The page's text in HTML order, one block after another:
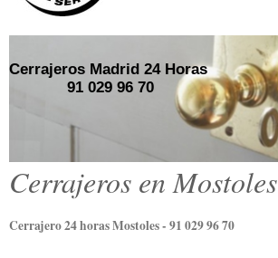
Cerrajeros Madrid 24 Horas
91 029 96 70
Cerrajeros en Mostoles
Cerrajero 24 horas Mostoles - 91 029 96 70